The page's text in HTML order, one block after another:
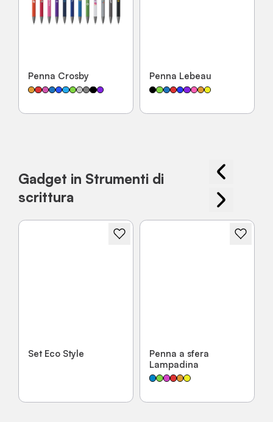
Penna Crosby Penna Lebeau
Gadget in Strumenti di
scrittura
Set Eco Style
Penna a sfera
Lampadina